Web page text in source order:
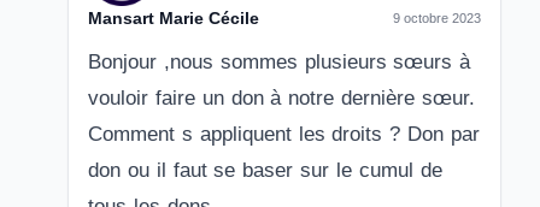
Mansart Marie Cécile 9 octobre 2023
Bonjour ,nous sommes plusieurs sœurs à
vouloir faire un don à notre dernière sœur.
Comment s appliquent les droits ? Don par
don ou il faut se baser sur le cumul de